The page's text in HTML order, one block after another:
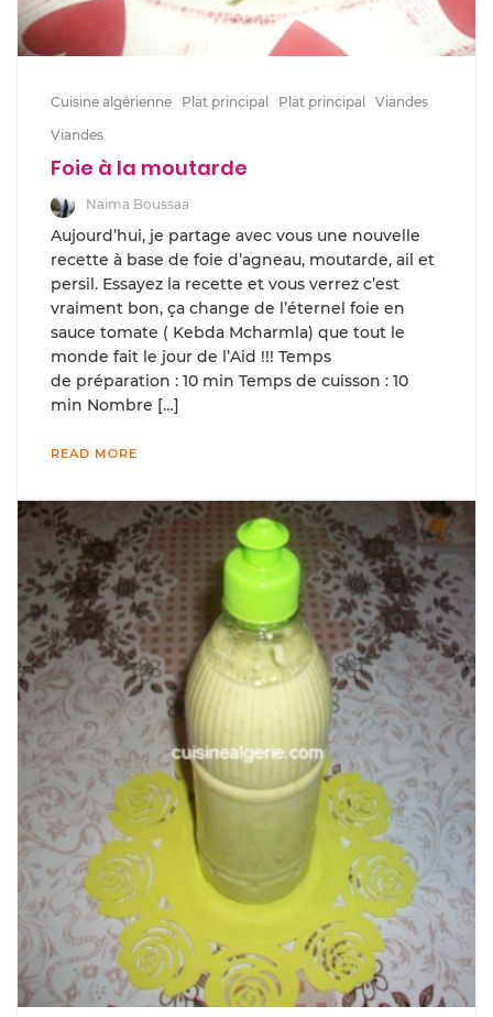
Cuisine algérienne Plat principal Plat principal
Viandes
Viandes
Foie à la moutarde
Naima Boussaa
Aujourd’hui, je partage avec vous une nouvelle
recette à base de foie d’agneau, moutarde, ail et
persil. Essayez la recette et vous verrez c’est
vraiment bon, ça change de l’éternel foie en
sauce tomate ( Kebda Mcharmla) que tout le
monde fait le jour de l’Aid !!! Temps
de préparation : 10 min Temps de cuisson : 10
min Nombre […]
READ MORE